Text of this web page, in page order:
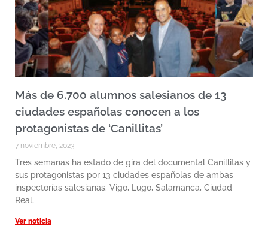
Más de 6.700 alumnos salesianos de 13
ciudades españolas conocen a los
protagonistas de ‘Canillitas’
7 noviembre, 2023
Tres semanas ha estado de gira del documental Canillitas y
sus protagonistas por 13 ciudades españolas de ambas
inspectorías salesianas. Vigo, Lugo, Salamanca, Ciudad
Real,
Ver noticia